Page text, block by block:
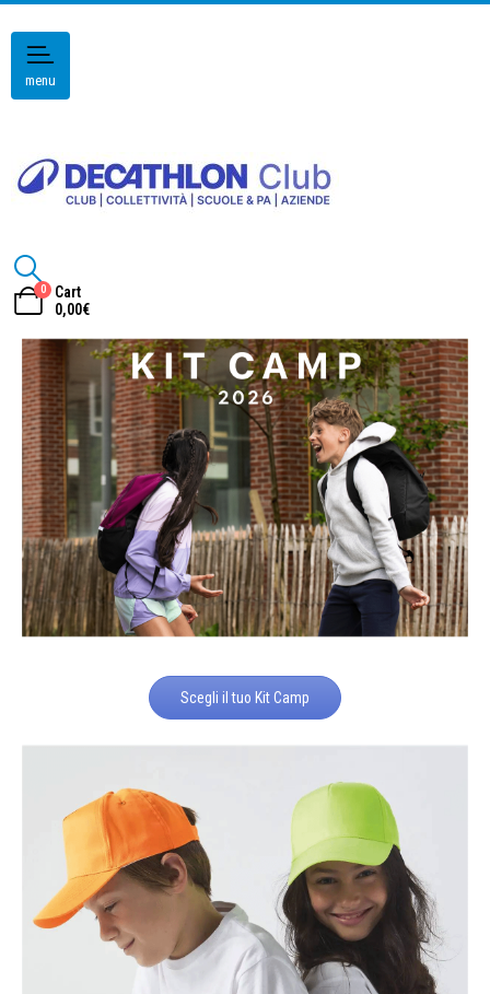
menu
0
Cart
0,00€
Scegli il tuo Kit Camp